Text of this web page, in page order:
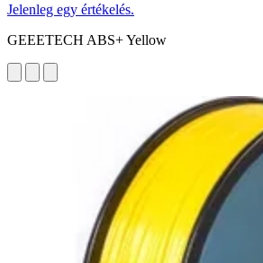
Jelenleg egy értékelés.
GEEETECH ABS+ Yellow